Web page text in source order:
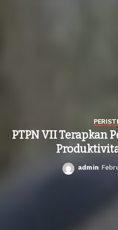
PTPN VII Terapkan
Posted
admin